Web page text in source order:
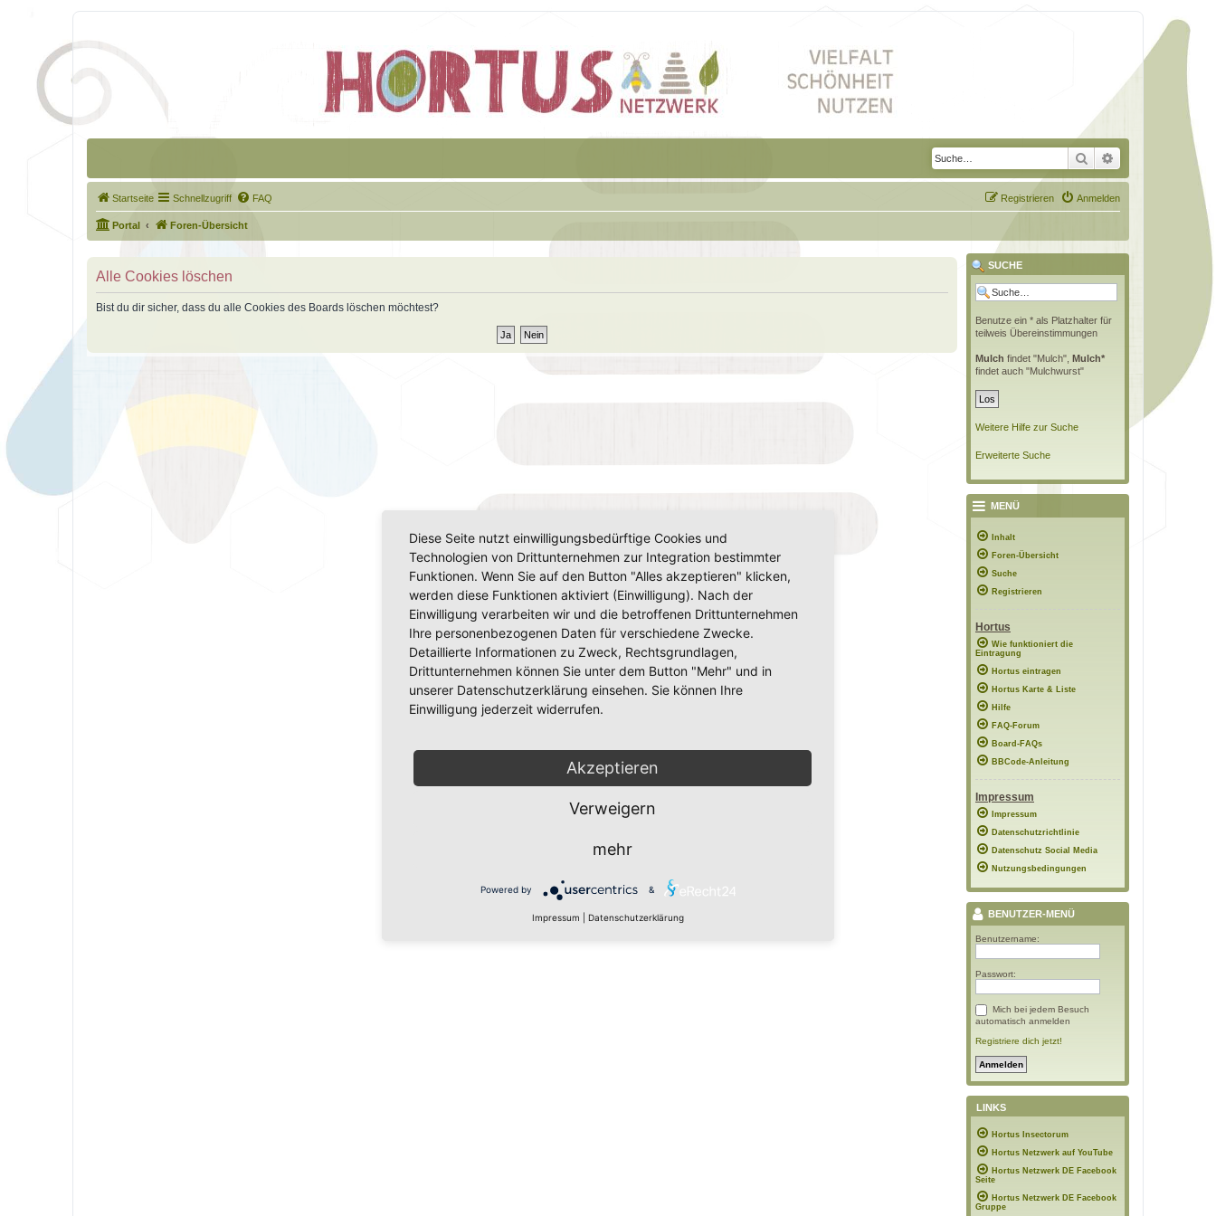
Suche Erweiterte Suche
Startseite Schnellzugriff FAQ Anmelden
Registrieren
Portal Foren-Übersicht
Alle Cookies löschen
Bist du dir sicher, dass du alle Cookies des Boards löschen möchtest?
SUCHE
Benutze ein * als Platzhalter für
teilweis Übereinstimmungen
Mulch findet "Mulch", Mulch*
findet auch "Mulchwurst"
Weitere Hilfe zur Suche
Erweiterte Suche
MENÜ
Inhalt
Foren-Übersicht
Suche
Registrieren
Hortus
Wie funktioniert die
Eintragung
Hortus eintragen
Hortus Karte & Liste
Hilfe
FAQ-Forum
Board-FAQs
BBCode-Anleitung
Impressum
Impressum
Datenschutzrichtlinie
Datenschutz Social Media
Nutzungsbedingungen
BENUTZER-MENÜ
Benutzername:
Passwort:
Mich bei jedem Besuch
automatisch anmelden
Registriere dich jetzt!
LINKS
Hortus Insectorum
Hortus Netzwerk auf YouTube
Hortus Netzwerk DE Facebook
Seite
Hortus Netzwerk DE Facebook
Gruppe
Diese Seite nutzt einwilligungsbedürftige Cookies und
Technologien von Drittunternehmen zur Integration bestimmter
Funktionen. Wenn Sie auf den Button "Alles akzeptieren" klicken,
werden diese Funktionen aktiviert (Einwilligung). Nach der
Einwilligung verarbeiten wir und die betroffenen Drittunternehmen
Ihre personenbezogenen Daten für verschiedene Zwecke.
Detaillierte Informationen zu Zweck, Rechtsgrundlagen,
Drittunternehmen können Sie unter dem Button "Mehr" und in
unserer Datenschutzerklärung einsehen. Sie können Ihre
Einwilligung jederzeit widerrufen.
Akzeptieren
Verweigern
mehr
Powered by &
Impressum Datenschutzerklärung